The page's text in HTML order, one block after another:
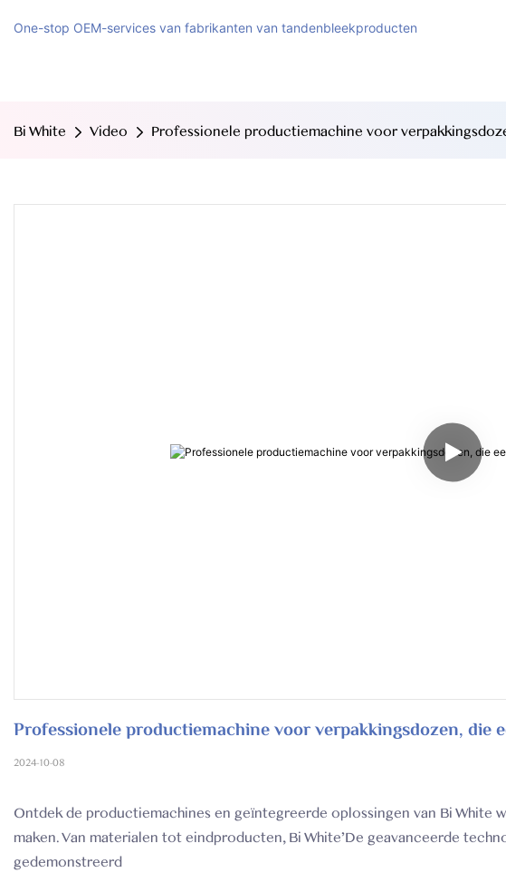
One-stop OEM-services van fabrikanten van tandenbleekproducten
Bi White Video Professionele productiemachine voor
Professionele productiemachine voor verpakkingsdozen,
2024-10-08
Ontdek de productiemachines en geïntegreerde oplossingen van Bi White
maken. Van materialen tot eindproducten, Bi White’De geavanceerde
gedemonstreerd